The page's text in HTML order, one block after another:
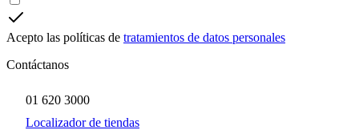
Acepto las políticas de tratamientos de datos personales
Contáctanos
01 620 3000
Localizador de tiendas